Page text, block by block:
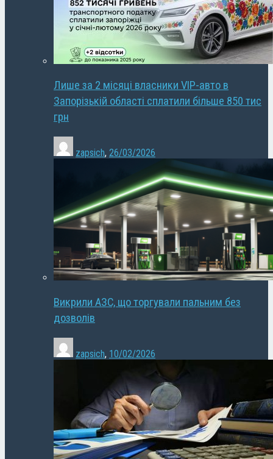
Лише за 2 місяці власники VIP-авто в
Запорізькій області сплатили більше 850 тис
грн
zapsich, 26/03/2026
Викрили АЗС, що торгували пальним без
дозволів
zapsich, 10/02/2026